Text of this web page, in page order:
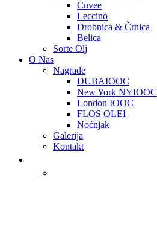
Cuvee
Leccino
Drobnica & Črnica
Belica
Sorte Olj
O Nas
Nagrade
DUBAIOOC
New York NYIOOC
London IOOC
FLOS OLEI
Noćnjak
Galerija
Kontakt